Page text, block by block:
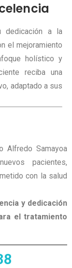
dedicación a la
el mejoramiento
holístico y
reciba una
adaptado a sus
Alfredo Samayoa
pacientes,
con la salud
y dedicación
el tratamiento